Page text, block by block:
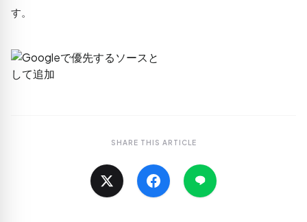
す。
SHARE THIS ARTICLE